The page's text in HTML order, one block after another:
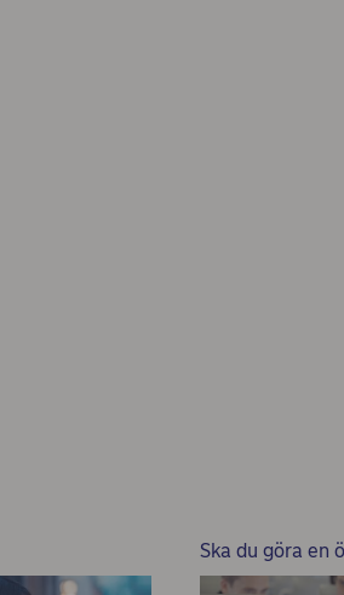
Ska du göra en